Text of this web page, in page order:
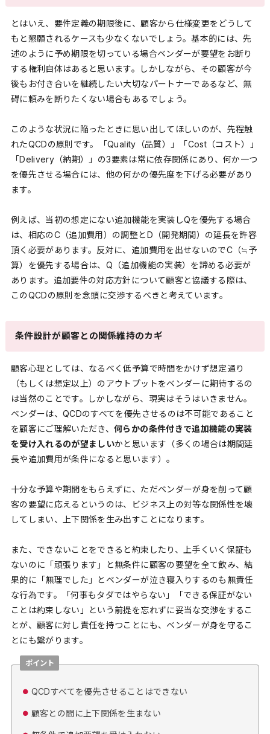
とはいえ、要件定義の期限後に、顧客から仕様変更をどうして
もと懇願されるケースも少なくないでしょう。基本的には、先
述のように予め期限を切っている場合ベンダーが要望をお断り
する権利自体はあると思います。しかしながら、その顧客が今
後もお付き合いを継続したい大切なパートナーであるなど、無
碍に頼みを断りたくない場合もあるでしょう。
このような状況に陥ったときに思い出してほしいのが、先程触
れたQCDの原則です。「Quality（品質）」「Cost（コスト）」
「Delivery（納期）」の3要素は常に依存関係にあり、何か一つ
を優先させる場合には、他の何かの優先度を下げる必要があり
ます。
例えば、当初の想定にない追加機能を実装しQを優先する場合
は、相応のC（追加費用）の調整とD（開発期間）の延長を許容
頂く必要があります。反対に、追加費用を出せないのでC（≒予
算）を優先する場合は、Q（追加機能の実装）を諦める必要が
あります。追加要件の対応方針について顧客と協議する際は、
このQCDの原則を念頭に交渉するべきと考えています。
条件設計が顧客との関係維持のカギ
顧客心理としては、なるべく低予算で時間をかけず想定通り
（もしくは想定以上）のアウトプットをベンダーに期待するの
は当然のことです。しかしながら、現実はそうはいきません。
ベンダーは、QCDのすべてを優先させるのは不可能であること
を顧客にご理解いただき、何らかの条件付きで追加機能の実装
を受け入れるのが望ましいかと思います（多くの場合は期間延
長や追加費用が条件になると思います）。
十分な予算や期間をもらえずに、ただベンダーが身を削って顧
客の要望に応えるというのは、ビジネス上の対等な関係性を壊
してしまい、上下関係を生み出すことになります。
また、できないことをできると約束したり、上手くいく保証も
ないのに「頑張ります」と無条件に顧客の要望を全て飲み、結
果的に「無理でした」とベンダーが泣き寝入りするのも無責任
な行為です。「何事もタダではやらない」「できる保証がない
ことは約束しない」という前提を忘れずに妥当な交渉をするこ
とが、顧客に対し責任を持つことにも、ベンダーが身を守るこ
とにも繋がります。
ポイント
QCDすべてを優先させることはできない
顧客との間に上下関係を生まない